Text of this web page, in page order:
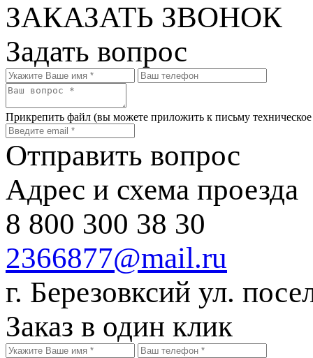
ЗАКАЗАТЬ ЗВОНОК
Задать вопрос
Прикрепить файл (вы можете приложить к письму
Отправить вопрос
Адрес и схема проезда
8 800 300 38 30
2366877@mail.ru
г. Березовксий ул.
Заказ в один клик